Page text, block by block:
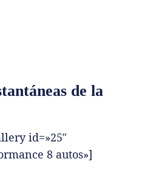
de la
id=»25″
8 autos»]